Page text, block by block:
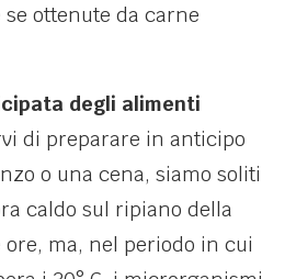
ottenute da carne
degli alimenti
di preparare in anticipo
o una cena, siamo soliti
caldo sul ripiano della
ma, nel periodo in cui